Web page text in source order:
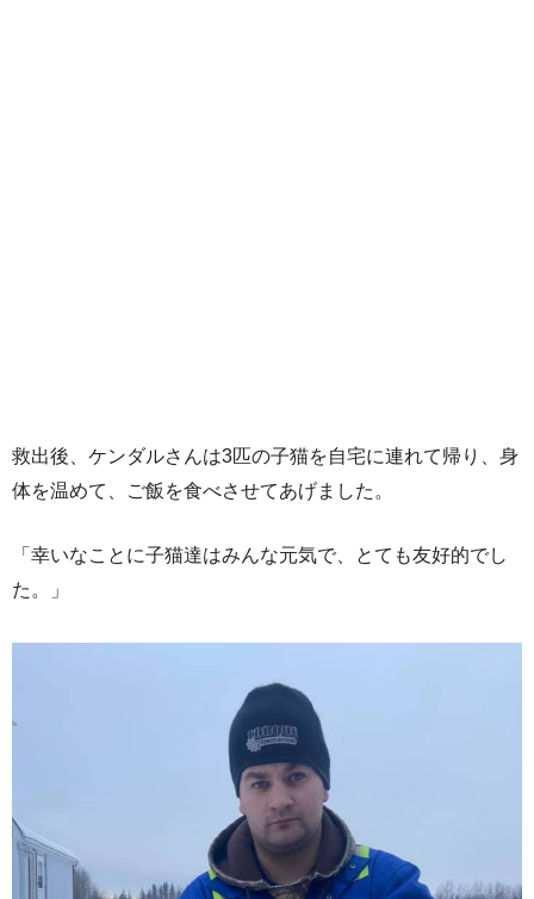
救出後、ケンダルさんは3匹の子猫を自宅に連れて帰り、身
体を温めて、ご飯を食べさせてあげました。
「幸いなことに子猫達はみんな元気で、とても友好的でし
た。」